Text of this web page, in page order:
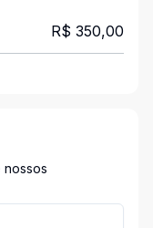
R$ 350,00
nossos